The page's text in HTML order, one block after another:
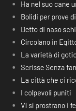
Ha nel suo cane
Bolidi per prove
Detto di naso
Circolano in
La varietà di
Scrisse Senza
La città che ci
I colpevoli puniti
Vi si prostrano i